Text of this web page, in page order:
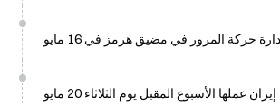
حركة المرور في مضيق هرمز في 16 مايو
عملها الأسبوع المقبل يوم الثلاثاء 20 مايو